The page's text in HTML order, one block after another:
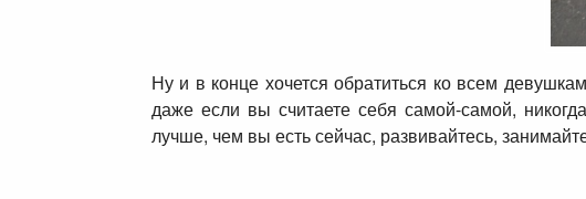
Ну и в конце хочется обратиться ко всем
даже если вы считаете себя самой-самой,
лучше, чем вы есть сейчас, развивайтесь,